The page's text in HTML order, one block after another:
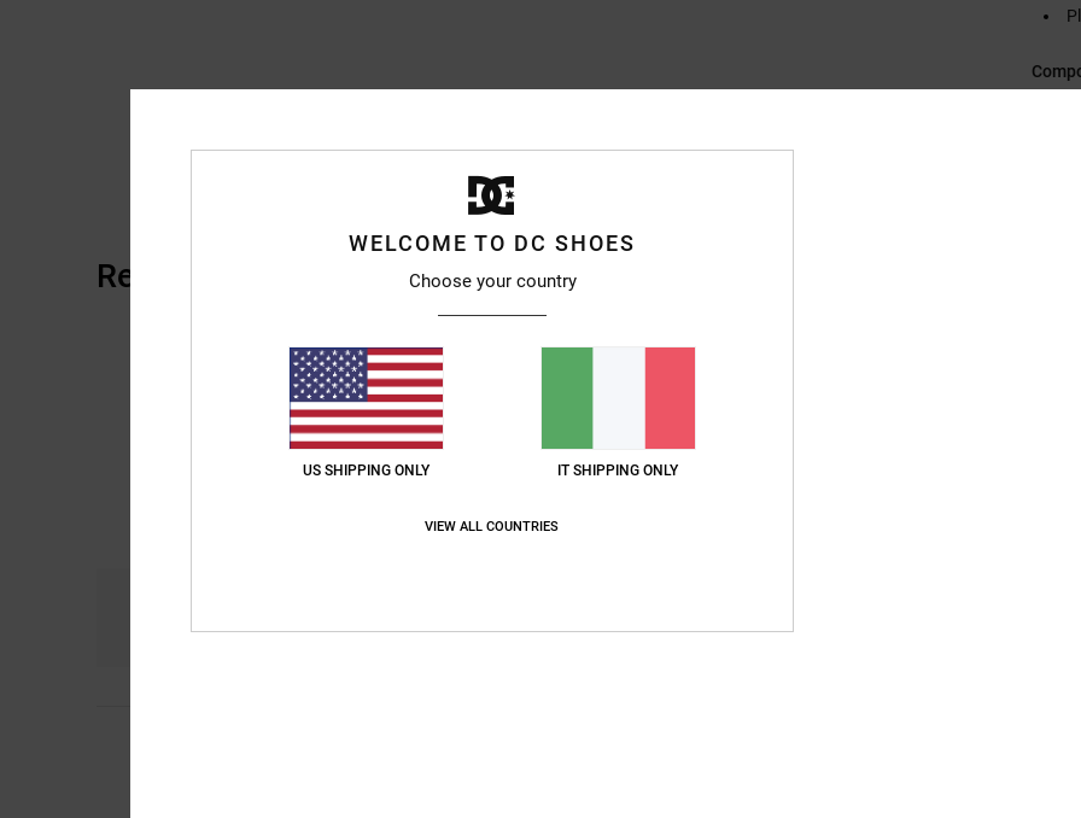
Recensioni dei clienti
Troppo piccolo
WELCOME TO DC SHOES
Choose your country
US SHIPPING ONLY IT SHIPPING ONLY
VIEW ALL COUNTRIES